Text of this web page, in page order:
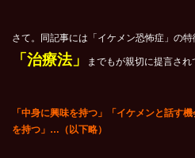
さて。同記事には「イケメン恐怖症」の
「治療法」 までもが親切に提言され
「中身に興味を持つ」「イケメンと話す
を持つ」…（以下略）